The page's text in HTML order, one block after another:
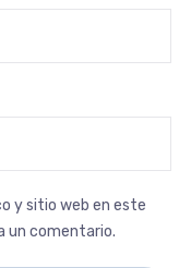
y sitio web en este
un comentario.